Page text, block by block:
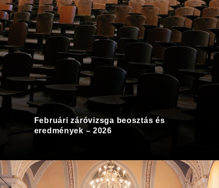
Februári záróvizsga beosztás és
eredmények – 2026